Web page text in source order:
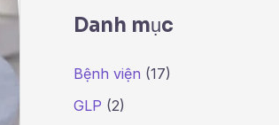
Danh mục
Bệnh viện (17)
GLP (2)